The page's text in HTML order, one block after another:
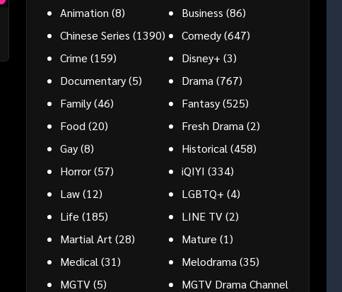
Animation (8) Business (86)
Chinese Series (1390) Comedy(647)
Crime (159) Disney+ (3)
Documentary(5) Drama (767)
Family(46) Fantasy(525)
Food (20) Fresh Drama (2)
Gay(8) Historical (458)
Horror(57) iQIYI (334)
Law(12) LGBTQ+ (4)
Life (185) LINE TV(2)
Martial Art (28) Mature (1)
Medical (31) Melodrama (35)
MGTV(5)
MGTV Drama Channel